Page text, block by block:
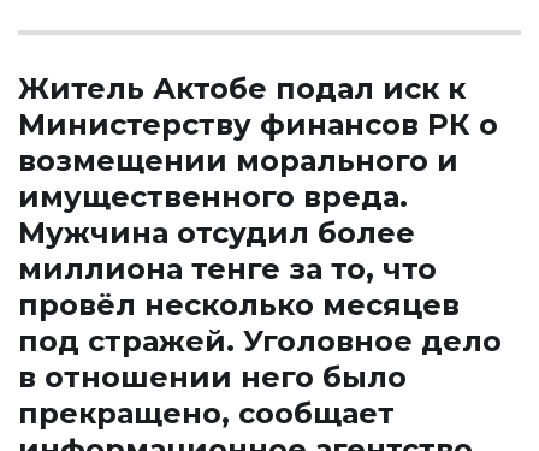
Житель Актобе подал иск к
Министерству финансов РК о
возмещении морального и
имущественного вреда.
Мужчина отсудил более
миллиона тенге за то, что
провёл несколько месяцев
под стражей. Уголовное дело
в отношении него было
прекращено, сообщает